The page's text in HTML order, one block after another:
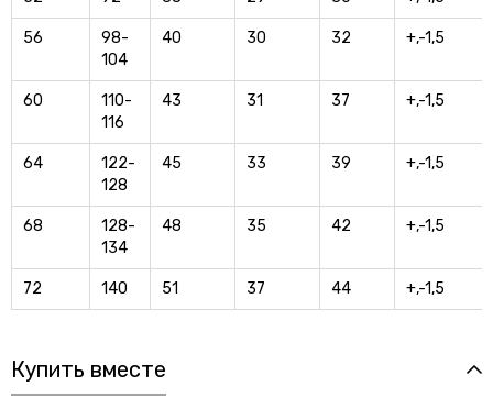
56
98-
104
40 30 32 +,-1,5
60
110-
116
43 31 37 +,-1,5
64
122-
128
45 33 39 +,-1,5
68
128-
134
48 35 42 +,-1,5
72 140 51 37 44 +,-1,5
Купить вместе